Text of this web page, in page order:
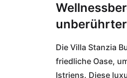
Die Villa Stanzia
friedliche Oase,
Istriens. Diese